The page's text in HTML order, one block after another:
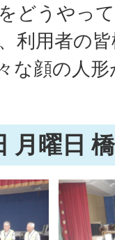
どうやっ
利用者の
な顔の人
月曜日